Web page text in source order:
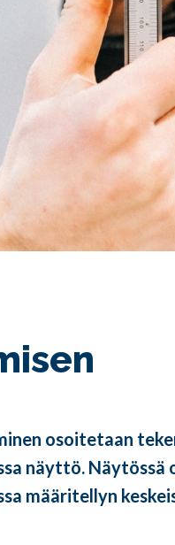
osoitetaan
näyttö. Näytössä
määritellyn